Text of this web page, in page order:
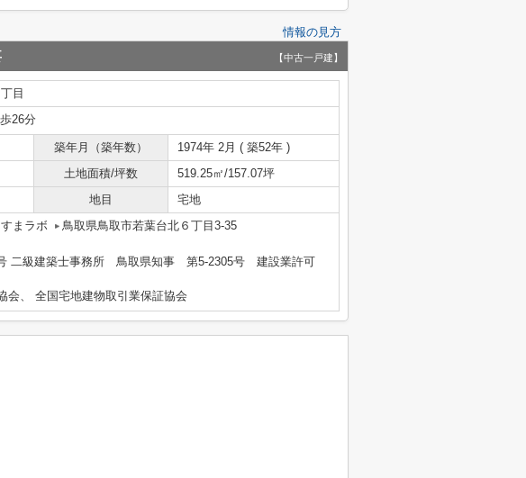
情報の見方
【中古一戸建】
目
26分
築年月（築年数）
1974年 2月 ( 築52年 )
土地面積/坪数
519.25㎡/157.07坪
地目 宅地
まラボ
鳥取県鳥取市若葉台北６丁目3-35
二級建築士事務所 鳥取県知事 第5-2305号 建設業許可
会、 全国宅地建物取引業保証協会